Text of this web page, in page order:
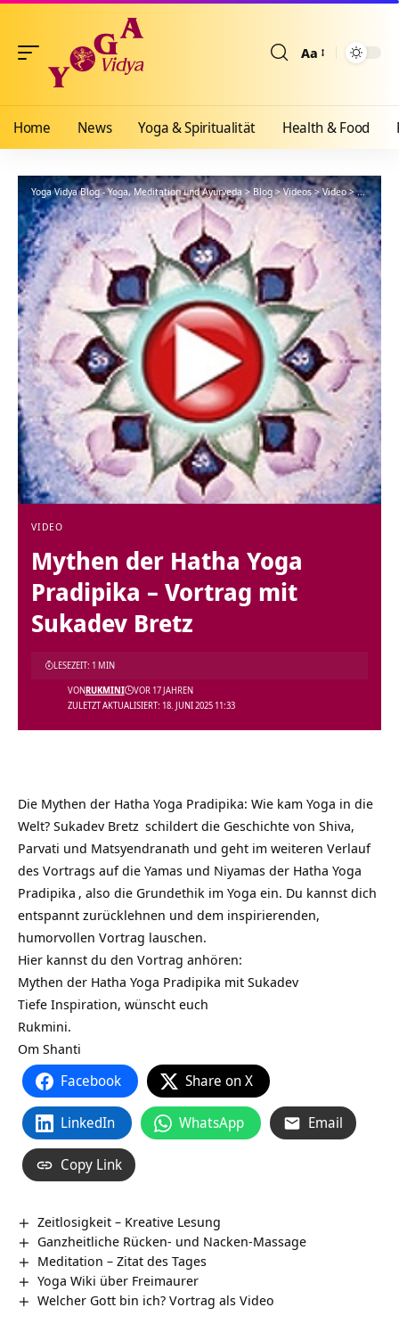
Aa
Home News Yoga & Spiritualität Health & Food
Yoga Vidya Blog - Yoga, Meditation und Ayurveda>Blog>Videos>Video>Mythen
VIDEO
Mythen der Hatha Yoga
Pradipika – Vortrag mit
Sukadev Bretz
ZULETZT AKTUALISIERT: 18. JUNI 2025 11:33
VONRUKMINI VOR 17 JAHREN
LESEZEIT: 1 MIN
Die Mythen der Hatha Yoga Pradipika: Wie kam Yoga in die
Welt? Sukadev Bretz schildert die Geschichte von Shiva,
Parvati und Matsyendranath und geht im weiteren Verlauf
des Vortrags auf die Yamas und Niyamas der Hatha Yoga
Pradipika , also die Grundethik im Yoga ein. Du kannst dich
entspannt zurücklehnen und dem inspirierenden,
humorvollen Vortrag lauschen.
Hier kannst du den Vortrag anhören:
Mythen der Hatha Yoga Pradipika mit Sukadev
Tiefe Inspiration, wünscht euch
Rukmini.
Om Shanti
Facebook Share on X
LinkedIn WhatsApp Email
Copy Link
Zeitlosigkeit – Kreative Lesung
Ganzheitliche Rücken- und Nacken-Massage
Meditation – Zitat des Tages
Yoga Wiki über Freimaurer
Welcher Gott bin ich? Vortrag als Video